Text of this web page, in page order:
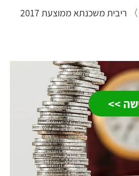
>>
ריבית משכנתא ממוצעת 2017